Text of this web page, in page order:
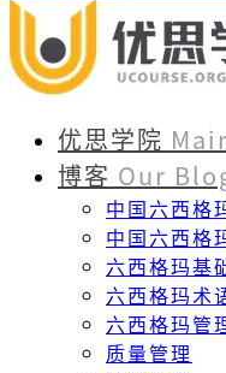
优思学院
博客 Our
中国六西格
中国六西格
六西格玛基
六西格玛术
六西格玛管
质量管理